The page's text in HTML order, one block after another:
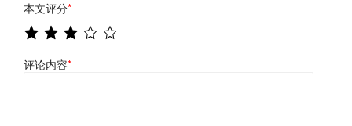
本文评分*
评论内容*